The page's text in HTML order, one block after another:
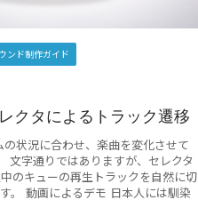
ンド制作ガイド
クタによるトラック遷移
状況に合わせ、楽曲を変化させて
文字通りではありますが、セレクタ
のキューの再生トラックを自然に切
。 動画によるデモ 日本人には馴染